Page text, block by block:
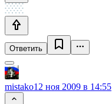
Ответить
mistako12 ноя 2009 в 14:55